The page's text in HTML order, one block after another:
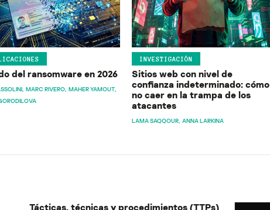
del ransomware en 2026
MARC RIVERO MAHER YAMOUT
INVESTIGACIÓN
Sitios web con nivel de
confianza indeterminado: cómo
no caer en la trampa de los
atacantes
LAMA SAQQOUR ANNA LARKINA
Tácticas, técnicas y procedimientos (TTPs)